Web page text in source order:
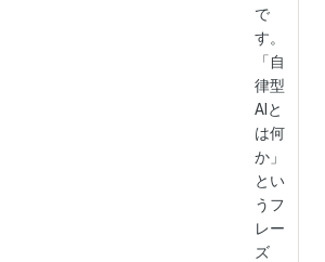
で
す。
「自
律型
AIと
は何
か」
とい
うフ
レー
ズ